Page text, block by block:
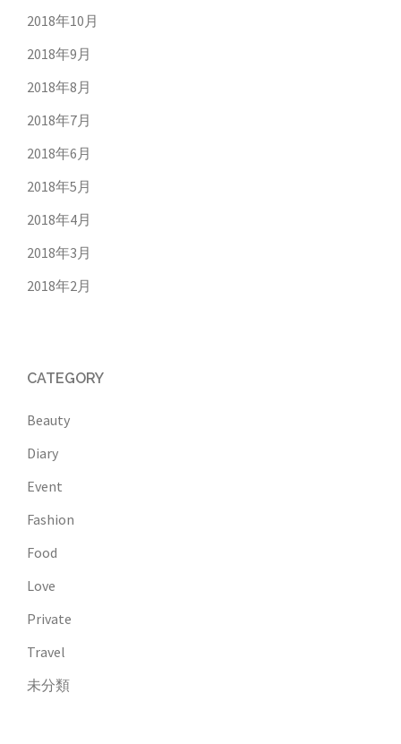
2018年10月
2018年9月
2018年8月
2018年7月
2018年6月
2018年5月
2018年4月
2018年3月
2018年2月
CATEGORY
Beauty
Diary
Event
Fashion
Food
Love
Private
Travel
未分類